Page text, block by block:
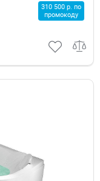
310 500 р. по
промокоду